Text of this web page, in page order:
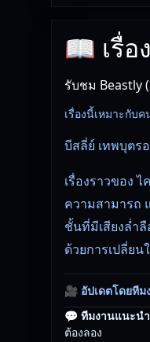
📖 เรื่อ
รับชม Beastly
เรื่องนี้เหมาะกับ
บีสลี่ย์ เทพบุตร
เรื่องราวของ
ความสามารถ
ชั้นที่มีเสียงล่ำ
ด้วยการเปลี่ย
🎥 อัปเดตโดยที
💬 ทีมงานแนะน
ต้องลอง